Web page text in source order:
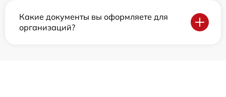
Какие документы вы оформляете для
организаций?